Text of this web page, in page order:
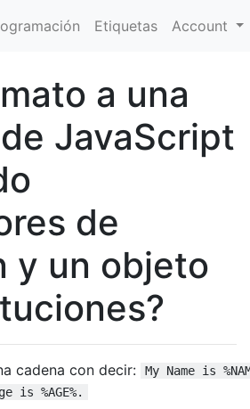
Etiquetas Account
a una
JavaScript
de
y un objeto
cadena con decir:
My Name is
is %AGE%.